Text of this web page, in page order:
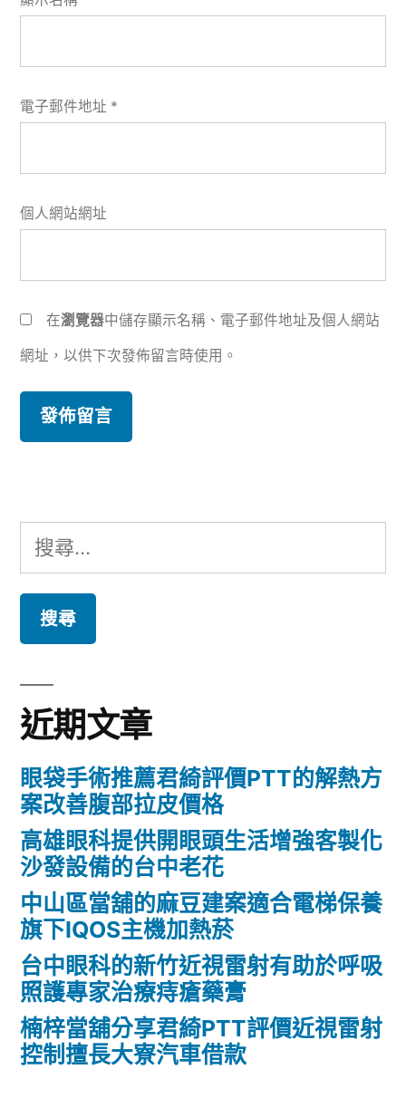
電子郵件地址 *
個人網站網址
在瀏覽器中儲存顯示名稱、電子郵件地址及個人網站
網址，以供下次發佈留言時使用。
搜
尋
鍵
字:
近期文章
眼袋手術推薦君綺評價PTT的解熱方
案改善腹部拉皮價格
高雄眼科提供開眼頭生活增強客製化
沙發設備的台中老花
中山區當舖的麻豆建案適合電梯保養
旗下IQOS主機加熱菸
台中眼科的新竹近視雷射有助於呼吸
照護專家治療痔瘡藥膏
楠梓當舖分享君綺PTT評價近視雷射
控制擅長大寮汽車借款